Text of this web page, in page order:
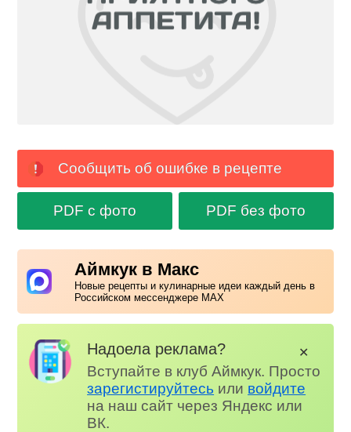
Сообщить об ошибке в рецепте
PDF с фото PDF без фото
Аймкук в Макс
Новые рецепты и кулинарные идеи каждый день в
Российском мессенджере MAX
Надоела реклама?
Вступайте в клуб Аймкук. Просто
зарегистируйтесь или войдите
на наш сайт через Яндекс или
ВК.
✕